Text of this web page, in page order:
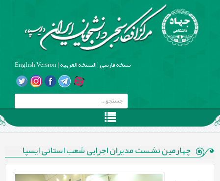
نسخه فارسی|النسخه العربیه|
English Version
چهارمین نشست مدیران اجرایی شعب استانی ایسپا